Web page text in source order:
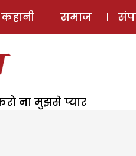
कहानी समाज
ना मुझसे प्यार